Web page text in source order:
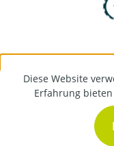
Diese Website
Erfahrung